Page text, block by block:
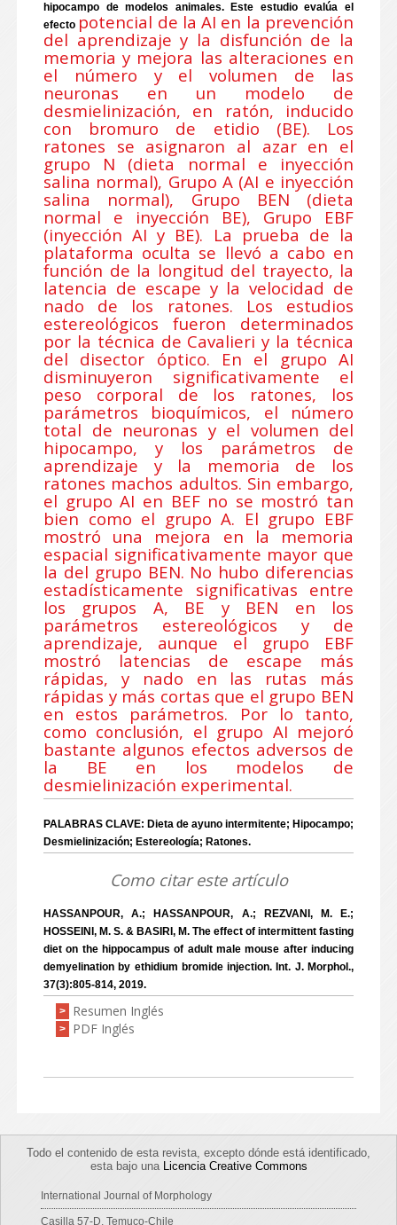
hipocampo de modelos animales. Este estudio evalúa el
efecto potencial de la AI en la prevención
del aprendizaje y la disfunción de la
memoria y mejora las alteraciones en
el número y el volumen de las
neuronas en un modelo de
desmielinización, en ratón, inducido
con bromuro de etidio (BE). Los
ratones se asignaron al azar en el
grupo N (dieta normal e inyección
salina normal), Grupo A (AI e inyección
salina normal), Grupo BEN (dieta
normal e inyección BE), Grupo EBF
(inyección AI y BE). La prueba de la
plataforma oculta se llevó a cabo en
función de la longitud del trayecto, la
latencia de escape y la velocidad de
nado de los ratones. Los estudios
estereológicos fueron determinados
por la técnica de Cavalieri y la técnica
del disector óptico. En el grupo AI
disminuyeron significativamente el
peso corporal de los ratones, los
parámetros bioquímicos, el número
total de neuronas y el volumen del
hipocampo, y los parámetros de
aprendizaje y la memoria de los
ratones machos adultos. Sin embargo,
el grupo AI en BEF no se mostró tan
bien como el grupo A. El grupo EBF
mostró una mejora en la memoria
espacial significativamente mayor que
la del grupo BEN. No hubo diferencias
estadísticamente significativas entre
los grupos A, BE y BEN en los
parámetros estereológicos y de
aprendizaje, aunque el grupo EBF
mostró latencias de escape más
rápidas, y nado en las rutas más
rápidas y más cortas que el grupo BEN
en estos parámetros. Por lo tanto,
como conclusión, el grupo AI mejoró
bastante algunos efectos adversos de
la BE en los modelos de
desmielinización experimental.
PALABRAS CLAVE: Dieta de ayuno intermitente; Hipocampo;
Desmielinización; Estereología; Ratones.
Como citar este artículo
HASSANPOUR, A.; HASSANPOUR, A.; REZVANI, M. E.;
HOSSEINI, M. S. & BASIRI, M. The effect of intermittent fasting
diet on the hippocampus of adult male mouse after inducing
demyelination by ethidium bromide injection. Int. J. Morphol.,
37(3):805-814, 2019.
> Resumen Inglés
> PDF Inglés
Todo el contenido de esta revista, excepto dónde está identificado,
esta bajo una Licencia Creative Commons
International Journal of Morphology
Casilla 57-D, Temuco-Chile